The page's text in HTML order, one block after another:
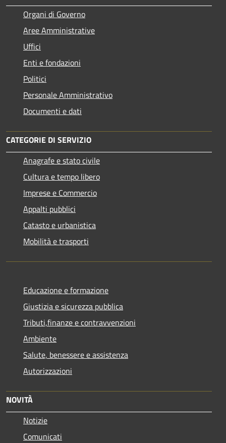
Organi di Governo
Aree Amministrative
Uffici
Enti e fondazioni
Politici
Personale Amministrativo
Documenti e dati
CATEGORIE DI SERVIZIO
Anagrafe e stato civile
Cultura e tempo libero
Imprese e Commercio
Appalti pubblici
Catasto e urbanistica
Mobilità e trasporti
Educazione e formazione
Giustizia e sicurezza pubblica
Tributi,finanze e contravvenzioni
Ambiente
Salute, benessere e assistenza
Autorizzazioni
NOVITÀ
Notizie
Comunicati